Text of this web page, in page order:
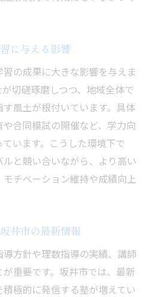
に与える影響
の成果に大きな影響を与えま
切磋琢磨しつつ、地域全体で
風土が根付いています。具体
合同模試の開催など、学力向
います。こうした環境下で
と競い合いながら、より高い
チベーション維持や成績向上
井市の最新情報
方針や理数指導の実績、講師
重要です。坂井市では、最新
極的に発信する塾が増えてい